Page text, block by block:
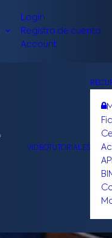
Login
Registro de cuenta
Account
VIDEOTUTORIALES